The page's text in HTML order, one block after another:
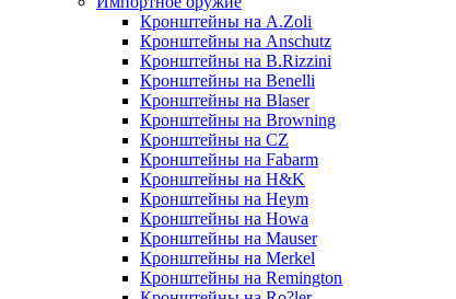
Кронштейны на A.Zoli
Кронштейны на Anschutz
Кронштейны на B.Rizzini
Кронштейны на Benelli
Кронштейны на Blaser
Кронштейны на Browning
Кронштейны на CZ
Кронштейны на Fabarm
Кронштейны на H&K
Кронштейны на Heym
Кронштейны на Howa
Кронштейны на Mauser
Кронштейны на Merkel
Кронштейны на Remington